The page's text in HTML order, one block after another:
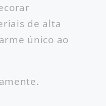
de alta
único ao